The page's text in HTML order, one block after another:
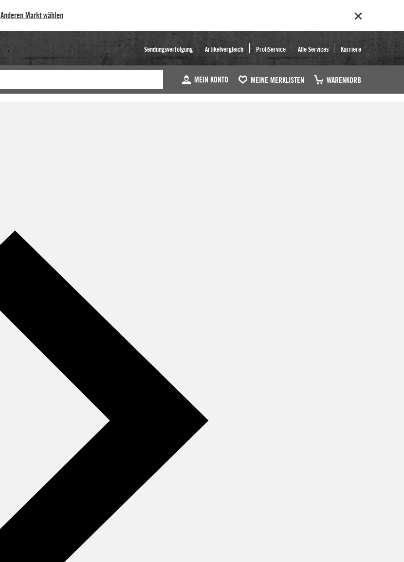
Anderen Markt wählen
Sendungsverfolgung Artikelvergleich ProfiService Alle Services Karriere
MEIN KONTO MEINE MERKLISTEN WARENKORB